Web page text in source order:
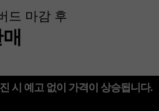
드 마감 후
시 예고 없이 가격이 상승됩니다.